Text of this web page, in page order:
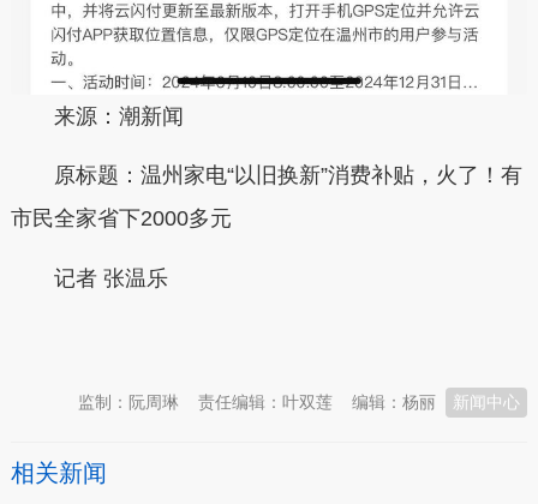
来源：潮新闻
原标题：温州家电“以旧换新”消费补贴，火了！有
市民全家省下2000多元
记者 张温乐
新闻中心
编辑：杨丽
责任编辑：叶双莲
监制：阮周琳
相关新闻